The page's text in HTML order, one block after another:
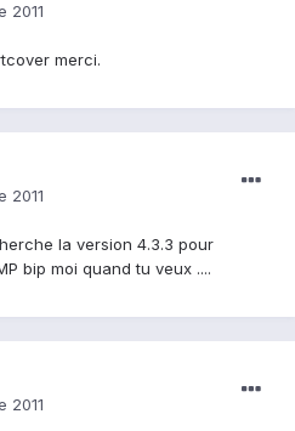
2011
merci.
2011
la version 4.3.3 pour
bip moi quand tu veux ....
2011